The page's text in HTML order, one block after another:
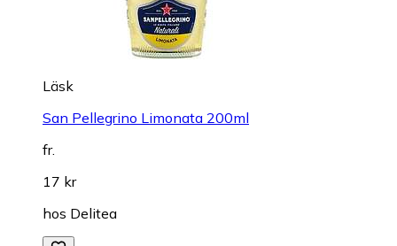
Läsk
San Pellegrino Limonata 200ml
fr.
17 kr
hos Delitea